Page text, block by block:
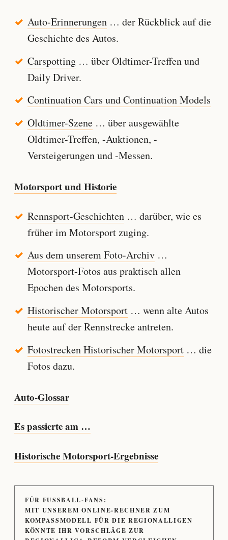
Auto-Erinnerungen… der Rückblick auf die
Geschichte des Autos.
Carspotting… über Oldtimer-Treffen und
Daily Driver.
Continuation Cars und Continuation Models
Oldtimer-Szene… über ausgewählte
Oldtimer-Treffen, -Auktionen, -
Versteigerungen und -Messen.
Motorsport und Historie
Rennsport-Geschichten… darüber, wie es
früher im Motorsport zuging.
Aus dem unserem Foto-Archiv…
Motorsport-Fotos aus praktisch allen
Epochen des Motorsports.
Historischer Motorsport… wenn alte Autos
heute auf der Rennstrecke antreten.
Fotostrecken Historischer Motorsport… die
Fotos dazu.
Auto-Glossar
Es passierte am …
Historische Motorsport-Ergebnisse
FÜR FUSSBALL-FANS:
MIT UNSEREM ONLINE-RECHNER ZUM
KOMPASSMODELL FÜR DIE REGIONALLIGEN
KÖNNTE IHR VORSCHLÄGE ZUR